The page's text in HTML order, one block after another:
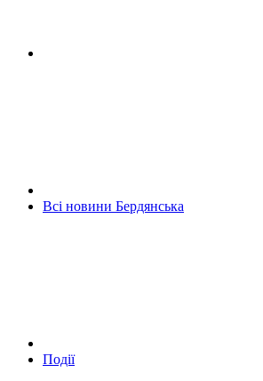
Всі новини Бердянська
Події